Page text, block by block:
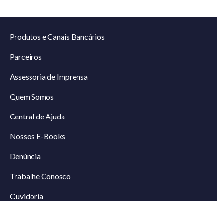
Produtos e Canais Bancários
Parceiros
Assessoria de Imprensa
Quem Somos
Central de Ajuda
Nossos E-Books
Denúncia
Trabalhe Conosco
Ouvidoria